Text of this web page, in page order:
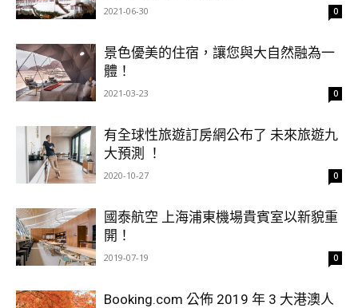
2021-06-30 0
景色優美的住宿，讓您與大自然融為一
體！
2021-03-23 0
有全球性旅遊訂房網公布了 未來旅遊九
大預測 ！
2020-10-27 0
國泰航空 上海浦東機場貴賓室以新貌重
開！
2019-07-19 0
Booking.com 公佈 2019 年 3 大港澳人